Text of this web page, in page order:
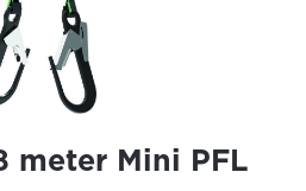
meter Mini PFL